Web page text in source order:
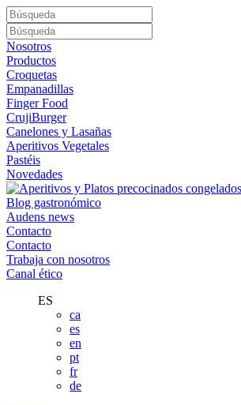
Nosotros
Productos
Croquetas
Empanadillas
Finger Food
CrujiBurger
Canelones y Lasañas
Aperitivos Vegetales
Pastéis
Novedades
Blog gastronómico
Audens news
Contacto
Contacto
Trabaja con nosotros
Canal ético
ES
ca
es
en
pt
fr
de